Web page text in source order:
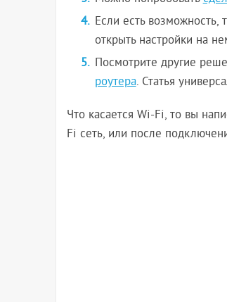
Если есть
открыть настройки на
Посмотрите другие
роутера. Статья
Что касается Wi-Fi, то вы
Fi сеть, или после